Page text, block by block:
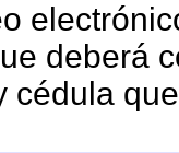
deberá
cédula